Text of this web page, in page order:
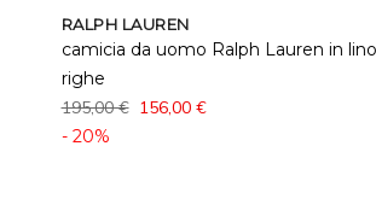
RALPH LAUREN
camicia da uomo Ralph Lauren in
righe
195,00 € 156,00 €
- 20%